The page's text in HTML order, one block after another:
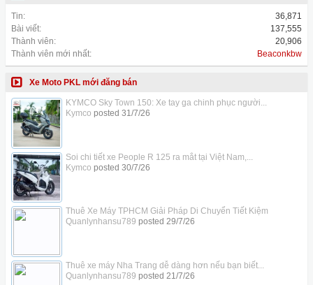
Tin:
36,871
Bài viết:
137,555
Thành viên:
20,906
Thành viên mới nhất:
Beaconkbw
Xe Moto PKL mới đăng bán
KYMCO Sky Town 150: Xe tay ga chinh phục người...
Kymco posted 31/7/26
Soi chi tiết xe People R 125 ra mắt tại Việt Nam,...
Kymco posted 30/7/26
Thuê Xe Máy TPHCM Giải Pháp Di Chuyển Tiết Kiệm
Quanlynhansu789 posted 29/7/26
Thuê xe máy Nha Trang dễ dàng hơn nếu bạn biết...
Quanlynhansu789 posted 21/7/26